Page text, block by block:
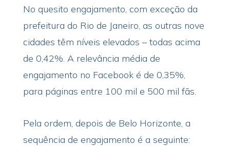
No quesito engajamento, com exceção da
prefeitura do Rio de Janeiro, as outras nove
cidades têm níveis elevados – todas acima
de 0,42%. A relevância média de
engajamento no Facebook é de 0,35%,
para páginas entre 100 mil e 500 mil fãs.
Pela ordem, depois de Belo Horizonte, a
sequência de engajamento é a seguinte: